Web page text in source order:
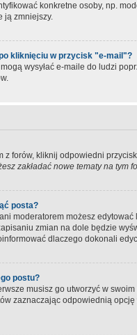
konkretne osoby, np.
ją zmniejszy.
kliknięciu w przycisk "e-mail"?
wysyłać e-maile do ludzi
z forów, kliknij odpowiedni
zakładać nowe tematy na tym
posta?
moderatorem możesz
zmian na dole będzie
dlaczego dokonali
postu?
musisz go utworzyć w
zaznaczając odpowiednią